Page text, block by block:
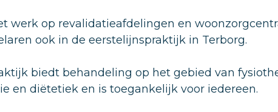
werk op revalidatieafdelingen en
ook in de eerstelijnspraktijk in Terborg.
biedt behandeling op het gebied van
en diëtetiek en is toegankelijk voor iedereen.